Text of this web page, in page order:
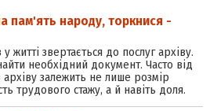
пам'ять народу, торкнися -
житті звертається до послуг архіву.
необхідний документ. Часто від
архіву залежить не лише розмір
трудового стажу, а й навіть доля.